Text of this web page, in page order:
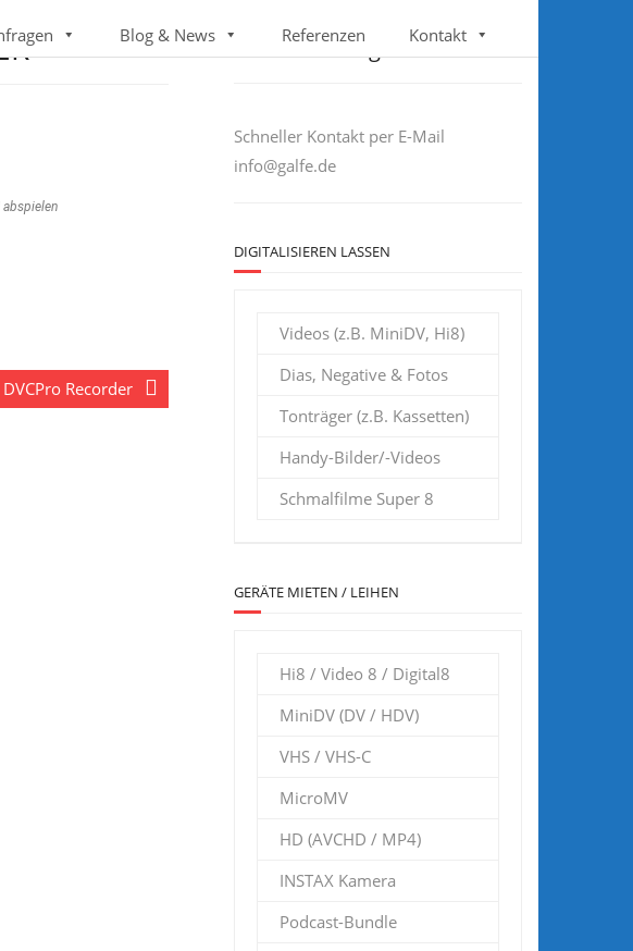
Blog & News Referenzen Kontakt
abspielen
Recorder
Sie haben Fragen?
Schneller Kontakt per E-Mail
info@galfe.de
DIGITALISIEREN LASSEN
Videos (z.B. MiniDV, Hi8)
Dias, Negative & Fotos
Tonträger (z.B. Kassetten)
Handy-Bilder/-Videos
Schmalfilme Super 8
GERÄTE MIETEN / LEIHEN
Hi8 / Video 8 / Digital8
MiniDV (DV / HDV)
VHS / VHS-C
MicroMV
HD (AVCHD / MP4)
INSTAX Kamera
Podcast-Bundle